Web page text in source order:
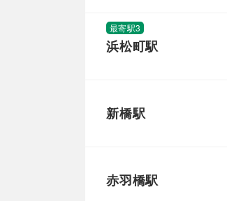
最寄駅3
浜松町駅
新橋駅
赤羽橋駅